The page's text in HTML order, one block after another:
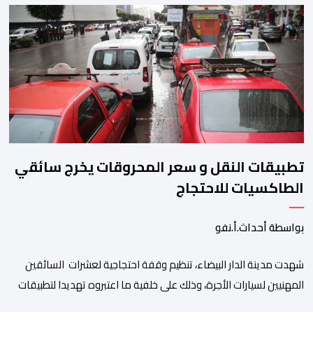
والذي اعتبره الائتلاف جاء في غياب تام للمقاربة التشاركية وعدم أخذ
رأي وملاحظات التمثيليات المهنية للأطباء ومقدمي الخدمات العلاجية
رغم ما تسنه مقتضيات مشروع القانون من عقوبات مالية ضدهم
وتهدد […]
تطبيقات النقل و سعر المحروقات يخرج سائقي
الطاكسيات للاحتجاج
بواسطة أحداث.أ.نفو
شهدت مدينة الدار البيضاء، تنظيم وقفة احتجاجية لعشرات السائقين
المهنيين لسيارات الأجرة، وذلك على خلفية ما اعتبروه تهديدا لتطبيقات